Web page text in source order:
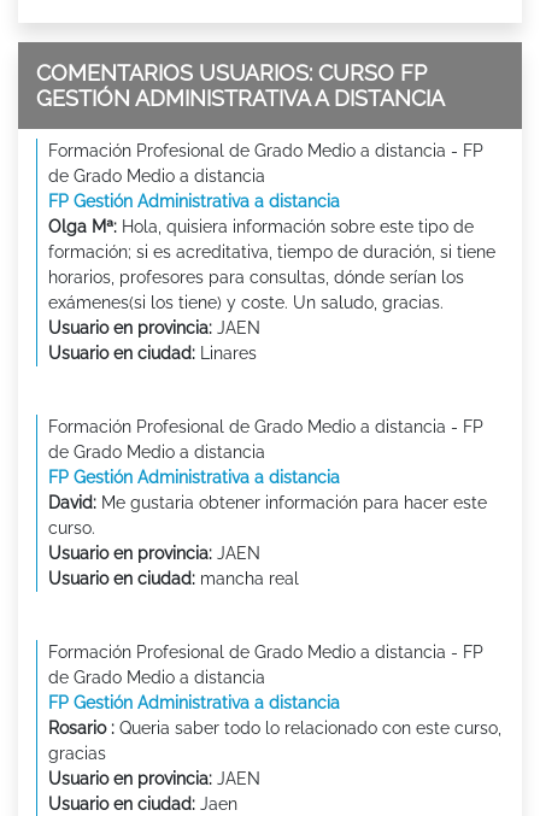
COMENTARIOS USUARIOS: CURSO FP
GESTIÓN ADMINISTRATIVA A DISTANCIA
Formación Profesional de Grado Medio a distancia - FP
de Grado Medio a distancia
FP Gestión Administrativa a distancia
Olga Mª: Hola, quisiera información sobre este tipo de
formación; si es acreditativa, tiempo de duración, si tiene
horarios, profesores para consultas, dónde serían los
exámenes(si los tiene) y coste. Un saludo, gracias.
Usuario en provincia: JAEN
Usuario en ciudad: Linares
Formación Profesional de Grado Medio a distancia - FP
de Grado Medio a distancia
FP Gestión Administrativa a distancia
David: Me gustaria obtener información para hacer este
curso.
Usuario en provincia: JAEN
Usuario en ciudad: mancha real
Formación Profesional de Grado Medio a distancia - FP
de Grado Medio a distancia
FP Gestión Administrativa a distancia
Rosario : Queria saber todo lo relacionado con este curso,
gracias
Usuario en provincia: JAEN
Usuario en ciudad: Jaen